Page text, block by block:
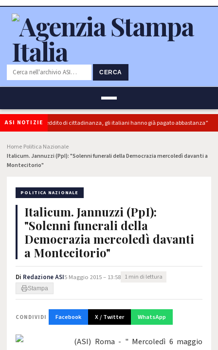
CERCA
ASI NOTIZIE
“superbonus e reddito di cittadinanza, gli italiani hanno già pagato abbastanza”
Home Politica Nazionale
Italicum. Jannuzzi (PpI): "Solenni funerali della Democrazia mercoledì davanti a
Montecitorio"
POLITICA NAZIONALE
Italicum. Jannuzzi (PpI):
"Solenni funerali della
Democrazia mercoledì davanti
a Montecitorio"
Di Redazione ASI5 Maggio 2015 – 13:58 1 min di lettura
Stampa
CONDIVIDI Facebook X / Twitter WhatsApp
(ASI) Roma - " Mercoledì 6 maggio